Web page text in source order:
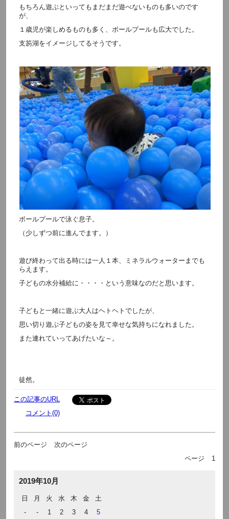
もちろん遊ぶといってもまだまだ遊べないものも多いのです
が、
１歳児が楽しめるものも多く、ボールプールも広大でした。
支笏湖をイメージしてるそうです。
ボールプールで泳ぐ息子。
（少しずつ前に進んでます。）
遊び終わって出る時には一人１本、ミネラルウォーターまでも
らえます。
子どもの水分補給に・・・・という意味なのだと思います。
子どもと一緒に遊ぶ大人はヘトヘトでしたが、
思い切り遊ぶ子どもの姿を見て幸せな気持ちになれました。
また連れていってあげたいな～。
徒然。
この記事のURL
コメント(0)
前のページ
次のページ
ページ
1
2019年10月
日 月 火 水 木 金
土
-
- 1 2 3 4
5